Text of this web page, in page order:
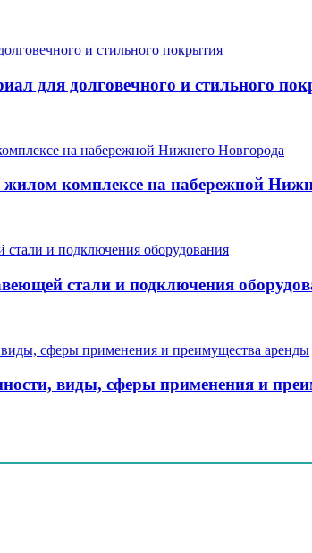
для долговечного и стильного
комплексе на набережной
стали и подключения
виды, сферы применения и